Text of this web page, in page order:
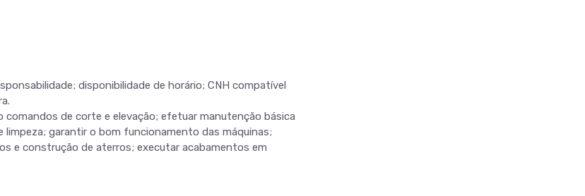
disponibilidade de horário; CNH compatível
de corte e elevação; efetuar manutenção básica
garantir o bom funcionamento das máquinas;
e construção de aterros; executar acabamentos em